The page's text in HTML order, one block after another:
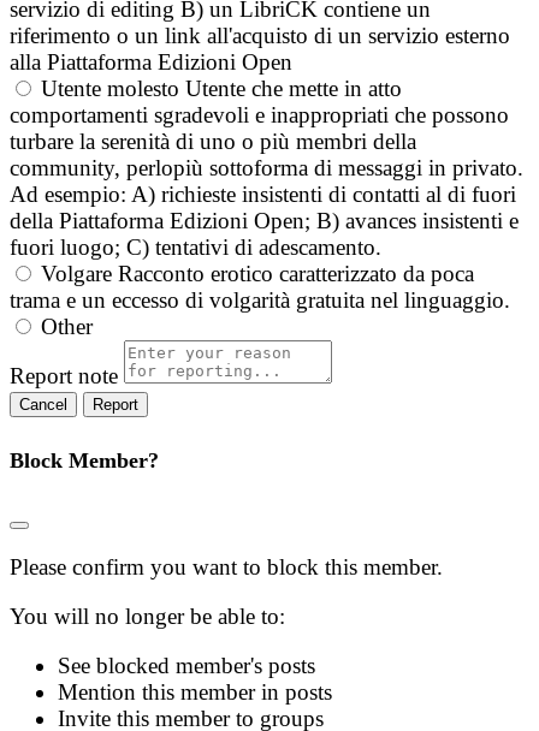
servizio di editing B) un LibriCK contiene un
riferimento o un link all'acquisto di un servizio esterno
alla Piattaforma Edizioni Open
Utente molesto Utente che mette in atto
comportamenti sgradevoli e inappropriati che possono
turbare la serenità di uno o più membri della
community, perlopiù sottoforma di messaggi in privato.
Ad esempio: A) richieste insistenti di contatti al di fuori
della Piattaforma Edizioni Open; B) avances insistenti e
fuori luogo; C) tentativi di adescamento.
Volgare Racconto erotico caratterizzato da poca
trama e un eccesso di volgarità gratuita nel linguaggio.
Other
Report note
Report
Block Member?
Please confirm you want to block this member.
You will no longer be able to:
See blocked member's posts
Mention this member in posts
Invite this member to groups